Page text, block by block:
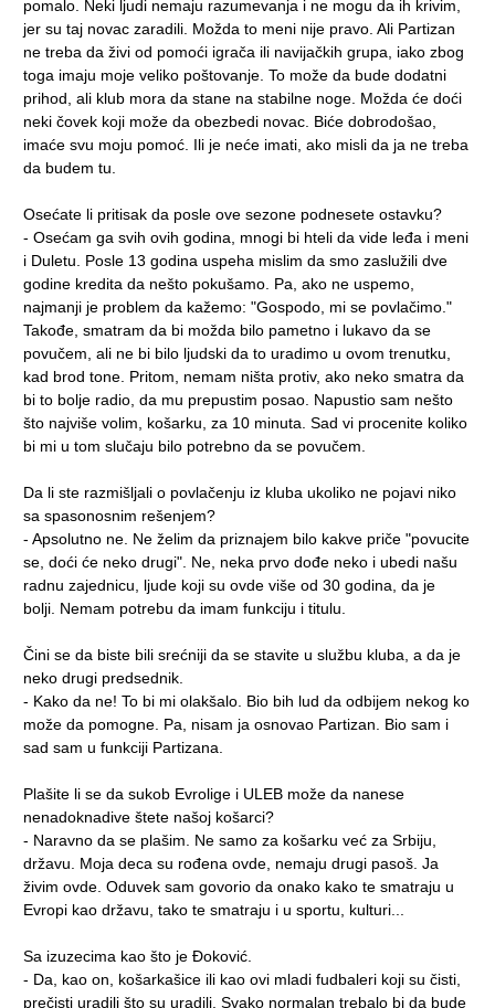
pomalo. Neki ljudi nemaju razumevanja i ne mogu da ih krivim,
jer su taj novac zaradili. Možda to meni nije pravo. Ali Partizan
ne treba da živi od pomoći igrača ili navijačkih grupa, iako zbog
toga imaju moje veliko poštovanje. To može da bude dodatni
prihod, ali klub mora da stane na stabilne noge. Možda će doći
neki čovek koji može da obezbedi novac. Biće dobrodošao,
imaće svu moju pomoć. Ili je neće imati, ako misli da ja ne treba
da budem tu.
Osećate li pritisak da posle ove sezone podnesete ostavku?
- Osećam ga svih ovih godina, mnogi bi hteli da vide leđa i meni
i Duletu. Posle 13 godina uspeha mislim da smo zaslužili dve
godine kredita da nešto pokušamo. Pa, ako ne uspemo,
najmanji je problem da kažemo: "Gospodo, mi se povlačimo."
Takođe, smatram da bi možda bilo pametno i lukavo da se
povučem, ali ne bi bilo ljudski da to uradimo u ovom trenutku,
kad brod tone. Pritom, nemam ništa protiv, ako neko smatra da
bi to bolje radio, da mu prepustim posao. Napustio sam nešto
što najviše volim, košarku, za 10 minuta. Sad vi procenite koliko
bi mi u tom slučaju bilo potrebno da se povučem.
Da li ste razmišljali o povlačenju iz kluba ukoliko ne pojavi niko
sa spasonosnim rešenjem?
- Apsolutno ne. Ne želim da priznajem bilo kakve priče "povucite
se, doći će neko drugi". Ne, neka prvo dođe neko i ubedi našu
radnu zajednicu, ljude koji su ovde više od 30 godina, da je
bolji. Nemam potrebu da imam funkciju i titulu.
Čini se da biste bili srećniji da se stavite u službu kluba, a da je
neko drugi predsednik.
- Kako da ne! To bi mi olakšalo. Bio bih lud da odbijem nekog ko
može da pomogne. Pa, nisam ja osnovao Partizan. Bio sam i
sad sam u funkciji Partizana.
Plašite li se da sukob Evrolige i ULEB može da nanese
nenadoknadive štete našoj košarci?
- Naravno da se plašim. Ne samo za košarku već za Srbiju,
državu. Moja deca su rođena ovde, nemaju drugi pasoš. Ja
živim ovde. Oduvek sam govorio da onako kako te smatraju u
Evropi kao državu, tako te smatraju i u sportu, kulturi...
Sa izuzecima kao što je Đoković.
- Da, kao on, košarkašice ili kao ovi mladi fudbaleri koji su čisti,
prečisti uradili što su uradili. Svako normalan trebalo bi da bude